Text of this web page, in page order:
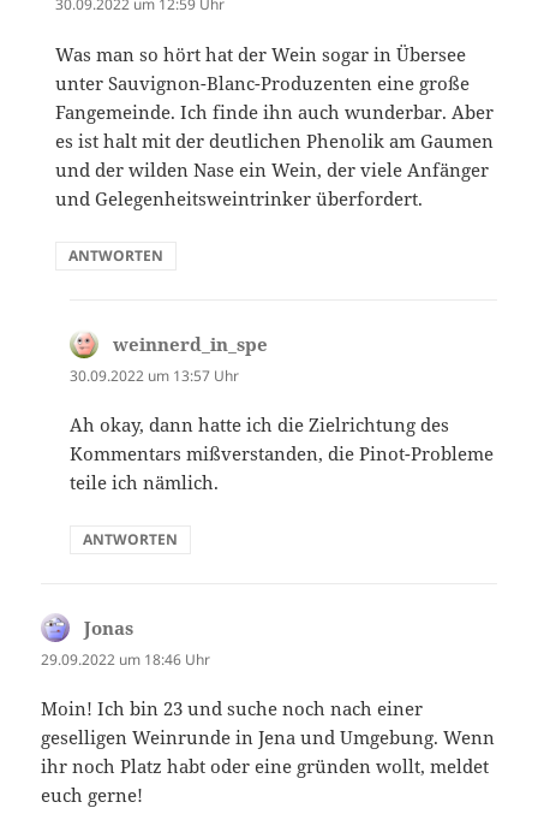
30.09.2022 um 12:59 Uhr
Was man so hört hat der Wein sogar in Übersee
unter Sauvignon-Blanc-Produzenten eine große
Fangemeinde. Ich finde ihn auch wunderbar. Aber
es ist halt mit der deutlichen Phenolik am Gaumen
und der wilden Nase ein Wein, der viele Anfänger
und Gelegenheitsweintrinker überfordert.
ANTWORTEN
weinnerd_in_spe
30.09.2022 um 13:57 Uhr
Ah okay, dann hatte ich die Zielrichtung des
Kommentars mißverstanden, die Pinot-Probleme
teile ich nämlich.
ANTWORTEN
Jonas
29.09.2022 um 18:46 Uhr
Moin! Ich bin 23 und suche noch nach einer
geselligen Weinrunde in Jena und Umgebung. Wenn
ihr noch Platz habt oder eine gründen wollt, meldet
euch gerne!